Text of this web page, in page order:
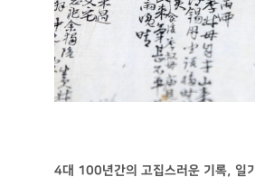
4대 100년간의 고집스러운 기록, 일기